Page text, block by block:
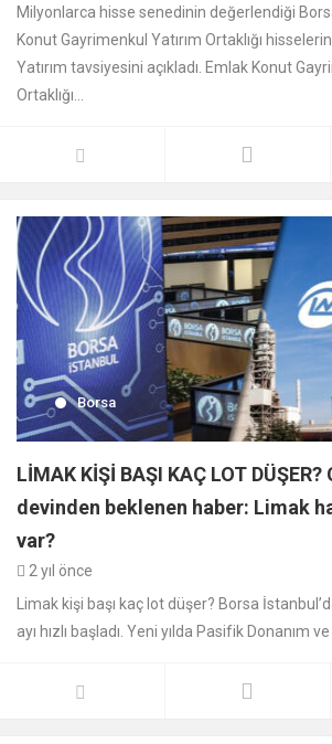
Milyonlarca hisse senedinin değerlendiği
Konut Gayrimenkul Yatırım Ortaklığı
Yatırım tavsiyesini açıkladı. Emlak Konut
Ortaklığı...
Borsa
LİMAK KİŞİ BAŞI KAÇ LOT
devinden beklenen haber: Limak
var?
2 yıl önce
Limak kişi başı kaç lot düşer? Borsa
ayı hızlı başladı. Yeni yılda Pasifik Donanım ve